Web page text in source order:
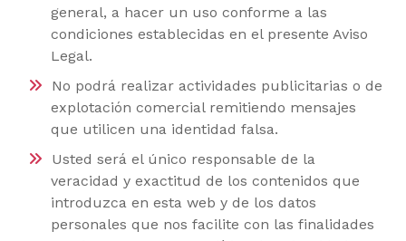
general, a hacer un uso conforme a las
condiciones establecidas en el presente Aviso
Legal.
No podrá realizar actividades publicitarias o de
explotación comercial remitiendo mensajes
que utilicen una identidad falsa.
Usted será el único responsable de la
veracidad y exactitud de los contenidos que
introduzca en esta web y de los datos
personales que nos facilite con las finalidades